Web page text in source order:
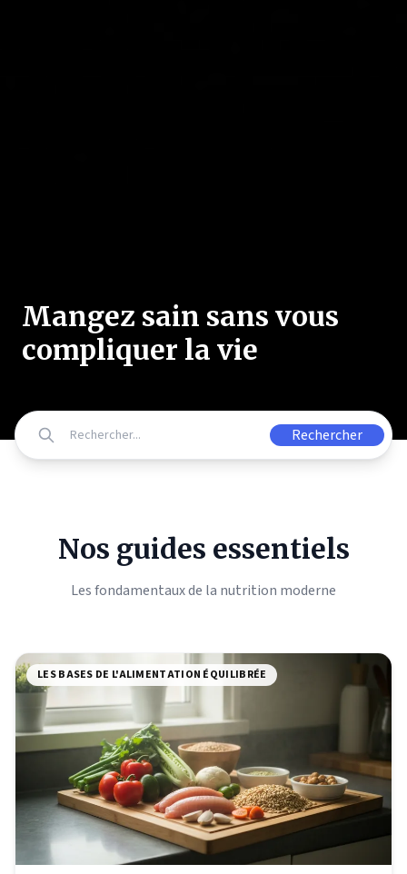
Mangez sain sans vous
compliquer la vie
Rechercher
Nos guides essentiels
Les fondamentaux de la nutrition moderne
LES BASES DE L'ALIMENTATION ÉQUILIBRÉE